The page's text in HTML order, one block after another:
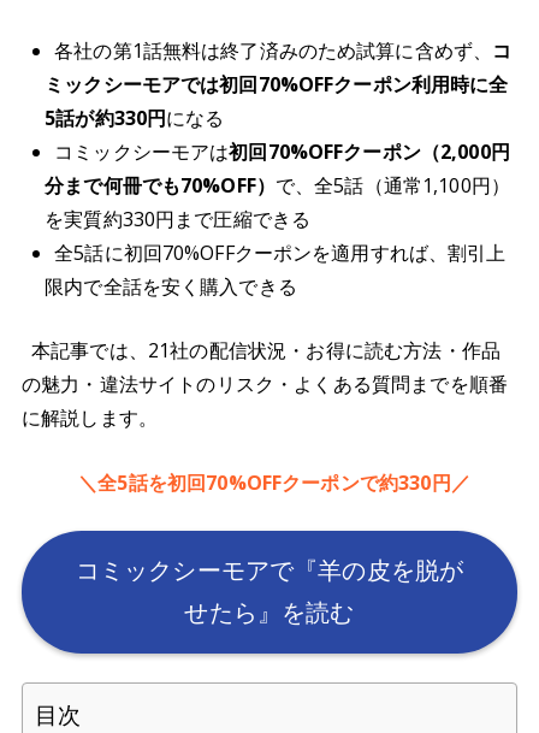
各社の第1話無料は終了済みのため試算に含めず、 コ
ミックシーモアでは初回70%OFFクーポン利用時に全
5話が約330円になる
コミックシーモアは初回70%OFFクーポン（2,000円
分まで何冊でも70%OFF） で、全5話（通常1,100円）
を実質約330円まで圧縮できる
全5話に初回70%OFFクーポンを適用すれば、割引上
限内で全話を安く購入できる
本記事では、21社の配信状況・お得に読む方法・作品
の魅力・違法サイトのリスク・よくある質問までを順番
に解説します。
＼全5話を初回70%OFFクーポンで約330円／
コミックシーモアで『羊の皮を脱が
せたら』を読む
目次